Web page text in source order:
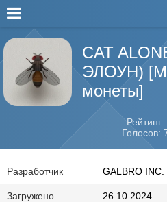
CAT
ЭЛОУН)
монеты]
Рейтинг:
Голосов:
Разработчик GALBRO INC.
Загружено 26.10.2024